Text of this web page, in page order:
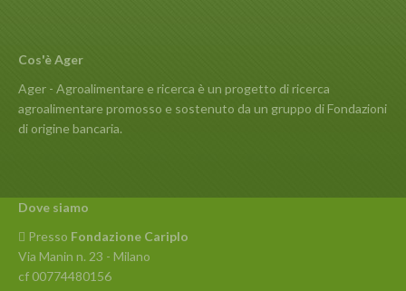
Cos'è Ager
Ager - Agroalimentare e ricerca è un progetto di ricerca
agroalimentare promosso e sostenuto da un gruppo di Fondazioni
di origine bancaria.
Dove siamo
Presso Fondazione Cariplo
Via Manin n. 23 - Milano
cf 00774480156